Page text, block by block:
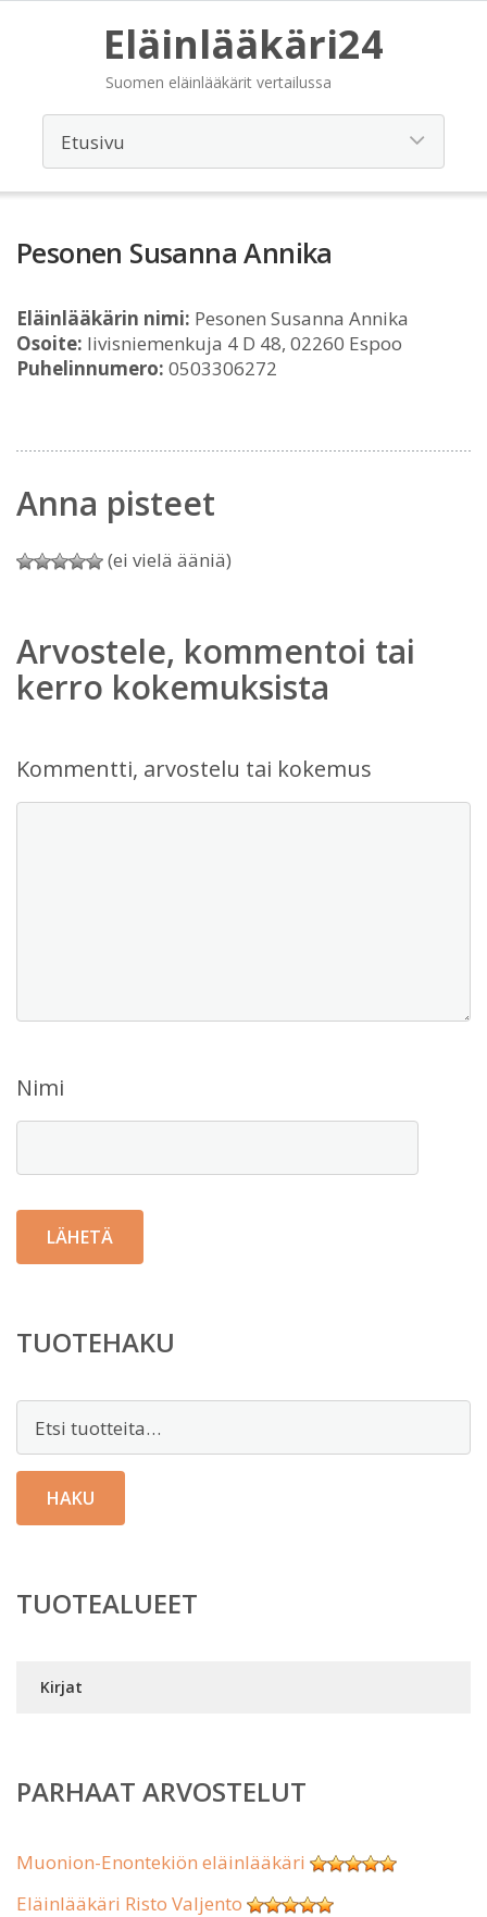
Eläinlääkäri24
Suomen eläinlääkärit vertailussa
Pesonen Susanna Annika
Eläinlääkärin nimi: Pesonen Susanna Annika
Osoite: Iivisniemenkuja 4 D 48, 02260 Espoo
Puhelinnumero: 0503306272
Anna pisteet
(ei vielä ääniä)
Arvostele, kommentoi tai
kerro kokemuksista
Kommentti, arvostelu tai kokemus
Nimi
TUOTEHAKU
HAKU
TUOTEALUEET
Kirjat
PARHAAT ARVOSTELUT
Muonion-Enontekiön eläinlääkäri
Eläinlääkäri Risto Valjento